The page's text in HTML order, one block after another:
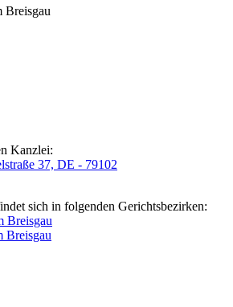
Breisgau
Kanzlei:
37, DE - 79102
sich in folgenden Gerichtsbezirken:
Breisgau
Breisgau